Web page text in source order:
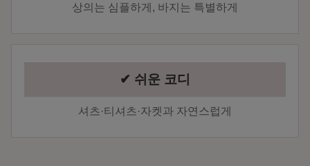
상의는 심플하게, 바지는 특별하게
✔ 쉬운 코디
셔츠·티셔츠·자켓과 자연스럽게